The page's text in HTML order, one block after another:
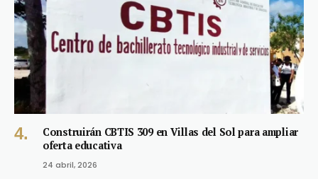
Construirán CBTIS 309 en Villas del Sol para ampliar
oferta educativa
24 abril, 2026